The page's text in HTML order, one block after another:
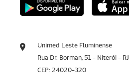
Unimed Leste Fluminense
Rua Dr. Borman, 51 - Niterói - RJ
CEP: 24020-320